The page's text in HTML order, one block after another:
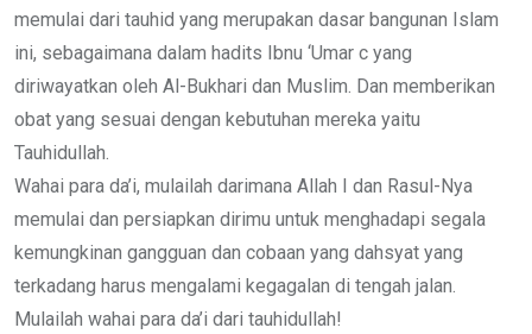
memulai dari tauhid yang merupakan dasar bangunan Islam
ini, sebagaimana dalam hadits Ibnu ‘Umar c yang
diriwayatkan oleh Al-Bukhari dan Muslim. Dan memberikan
obat yang sesuai dengan kebutuhan mereka yaitu
Tauhidullah.
Wahai para da’i, mulailah darimana Allah I dan Rasul-Nya
memulai dan persiapkan dirimu untuk menghadapi segala
kemungkinan gangguan dan cobaan yang dahsyat yang
terkadang harus mengalami kegagalan di tengah jalan.
Mulailah wahai para da’i dari tauhidullah!